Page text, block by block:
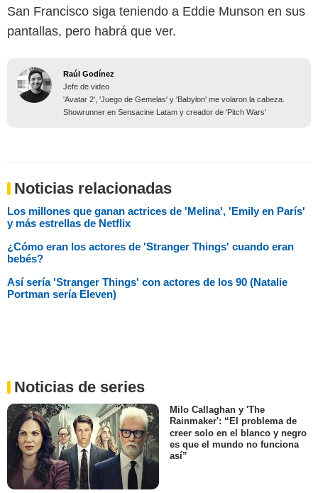
San Francisco siga teniendo a Eddie Munson en sus
pantallas, pero habrá que ver.
Raúl Godínez
Jefe de video
'Avatar 2', 'Juego de Gemelas' y 'Babylon' me volaron la cabeza.
Showrunner en Sensacine Latam y creador de 'Pitch Wars'
Noticias relacionadas
Los millones que ganan actrices de 'Melina', 'Emily en París'
y más estrellas de Netflix
¿Cómo eran los actores de 'Stranger Things' cuando eran
bebés?
Así sería 'Stranger Things' con actores de los 90 (Natalie
Portman sería Eleven)
Noticias de series
Milo Callaghan y 'The
Rainmaker': “El problema de
creer solo en el blanco y negro
es que el mundo no funciona
así”